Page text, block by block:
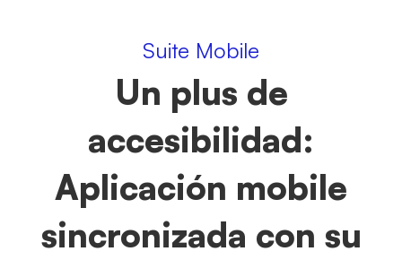
Suite Mobile
Un plus de
accesibilidad:
Aplicación mobile
sincronizada con su